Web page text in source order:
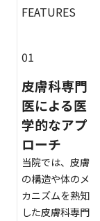
FEATURES
01
皮膚科専門
医による医
学的なアプ
ローチ
当院では、皮膚
の構造や体のメ
カニズムを熟知
した皮膚科専門